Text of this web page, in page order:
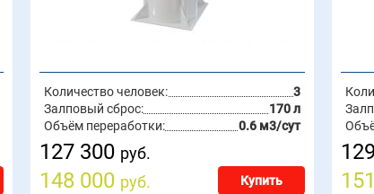
Количество человек:
3
Залповый сброс:
170 л
Объём переработки:
0.6 м3/сут
127 300 руб.
148 000 руб. Купить